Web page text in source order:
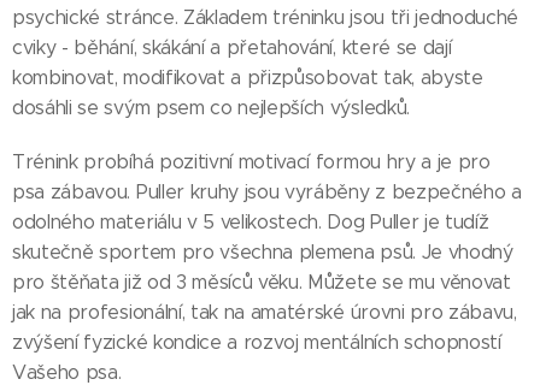
psychické stránce. Základem tréninku jsou tři jednoduché
cviky - běhání, skákání a přetahování, které se dají
kombinovat, modifikovat a přizpůsobovat tak, abyste
dosáhli se svým psem co nejlepších výsledků.
Trénink probíhá pozitivní motivací formou hry a je pro
psa zábavou. Puller kruhy jsou vyráběny z bezpečného a
odolného materiálu v 5 velikostech. Dog Puller je tudíž
skutečně sportem pro všechna plemena psů. Je vhodný
pro štěňata již od 3 měsíců věku. Můžete se mu věnovat
jak na profesionální, tak na amatérské úrovni pro zábavu,
zvýšení fyzické kondice a rozvoj mentálních schopností
Vašeho psa.